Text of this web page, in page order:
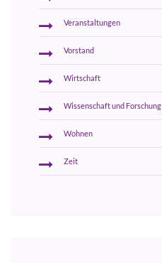
Veranstaltungen
Vorstand
Wirtschaft
Wissenschaft und Forschung
Wohnen
Zeit